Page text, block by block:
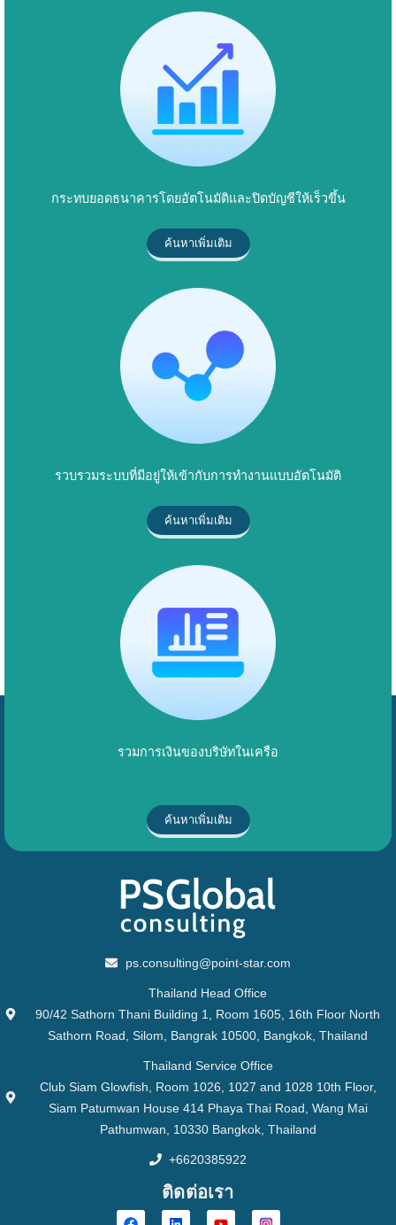
กระทบยอดธนาคารโดยอัตโนมัติและปิดบัญชีให้เร็วขึ้น
ค้นหาเพิ่มเติม
รวบรวมระบบที่มีอยู่ให้เข้ากับการทำงานแบบอัตโนมัติ
ค้นหาเพิ่มเติม
รวมการเงินของบริษัทในเครือ
ค้นหาเพิ่มเติม
ps.consulting@point-star.com
Thailand Head Office
90/42 Sathorn Thani Building 1, Room 1605, 16th Floor North
Sathorn Road, Silom, Bangrak 10500, Bangkok, Thailand
Thailand Service Office
Club Siam Glowfish, Room 1026, 1027 and 1028 10th Floor,
Siam Patumwan House 414 Phaya Thai Road, Wang Mai
Pathumwan, 10330 Bangkok, Thailand
+6620385922
ติดต่อเรา